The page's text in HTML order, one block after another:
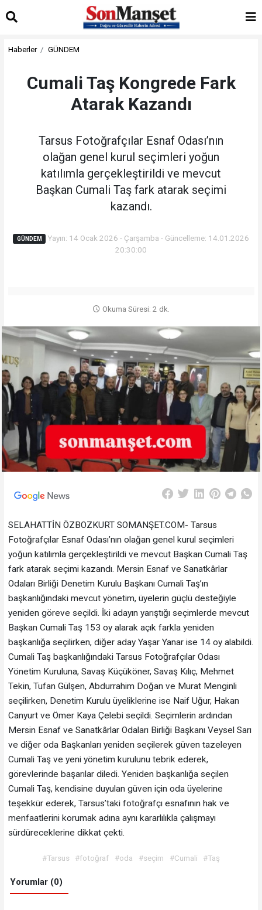
Haberler GÜNDEM
Cumali Taş Kongrede Fark
Atarak Kazandı
Tarsus Fotoğrafçılar Esnaf Odası’nın
olağan genel kurul seçimleri yoğun
katılımla gerçekleştirildi ve mevcut
Başkan Cumali Taş fark atarak seçimi
kazandı.
GÜNDEM
Yayın: 14 Ocak 2026 - Çarşamba - Güncelleme: 14.01.2026
20:30:00
Okuma Süresi: 2 dk.
SELAHATTİN ÖZBOZKURT SOMANŞET.COM- Tarsus
Fotoğrafçılar Esnaf Odası’nın olağan genel kurul seçimleri
yoğun katılımla gerçekleştirildi ve mevcut Başkan Cumali Taş
fark atarak seçimi kazandı. Mersin Esnaf ve Sanatkârlar
Odaları Birliği Denetim Kurulu Başkanı Cumali Taş’ın
başkanlığındaki mevcut yönetim, üyelerin güçlü desteğiyle
yeniden göreve seçildi. İki adayın yarıştığı seçimlerde mevcut
Başkan Cumali Taş 153 oy alarak açık farkla yeniden
başkanlığa seçilirken, diğer aday Yaşar Yanar ise 14 oy alabildi.
Cumali Taş başkanlığındaki Tarsus Fotoğrafçılar Odası
Yönetim Kuruluna, Savaş Küçüköner, Savaş Kılıç, Mehmet
Tekin, Tufan Gülşen, Abdurrahim Doğan ve Murat Menginli
seçilirken, Denetim Kurulu üyeliklerine ise Naif Uğur, Hakan
Canyurt ve Ömer Kaya Çelebi seçildi. Seçimlerin ardından
Mersin Esnaf ve Sanatkârlar Odaları Birliği Başkanı Veysel Sarı
ve diğer oda Başkanları yeniden seçilerek güven tazeleyen
Cumali Taş ve yeni yönetim kurulunu tebrik ederek,
görevlerinde başarılar diledi. Yeniden başkanlığa seçilen
Cumali Taş, kendisine duyulan güven için oda üyelerine
teşekkür ederek, Tarsus’taki fotoğrafçı esnafının hak ve
menfaatlerini korumak adına aynı kararlılıkla çalışmayı
sürdüreceklerine dikkat çekti.
#Tarsus #fotoğraf #oda #seçim #Cumali #Taş
Yorumlar (0)